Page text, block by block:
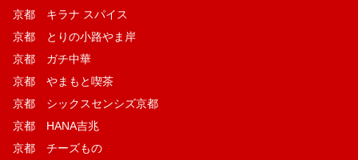
京都 キラナ スパイス
京都 とりの小路やま岸
京都 ガチ中華
京都 やまもと喫茶
京都 シックスセンシズ京都
京都 HANA吉兆
京都 チーズもの